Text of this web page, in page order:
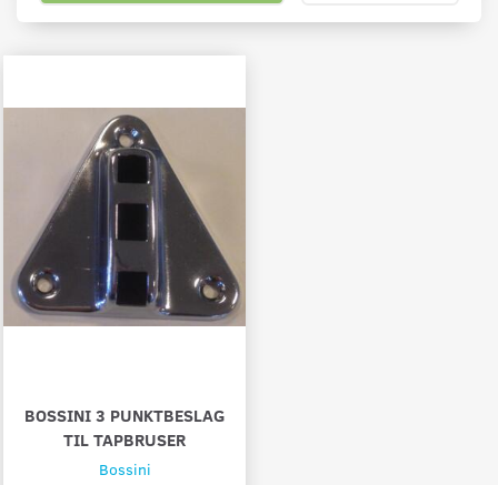
BOSSINI 3 PUNKTBESLAG
TIL TAPBRUSER
Bossini